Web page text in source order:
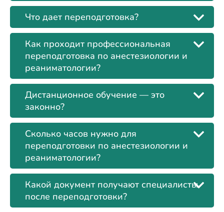
Что дает переподготовка?
Как проходит профессиональная
переподготовка по анестезиологии и
реаниматологии?
Дистанционное обучение — это
законно?
Сколько часов нужно для
переподготовки по анестезиологии и
реаниматологии?
Какой документ получают специалисты
после переподготовки?